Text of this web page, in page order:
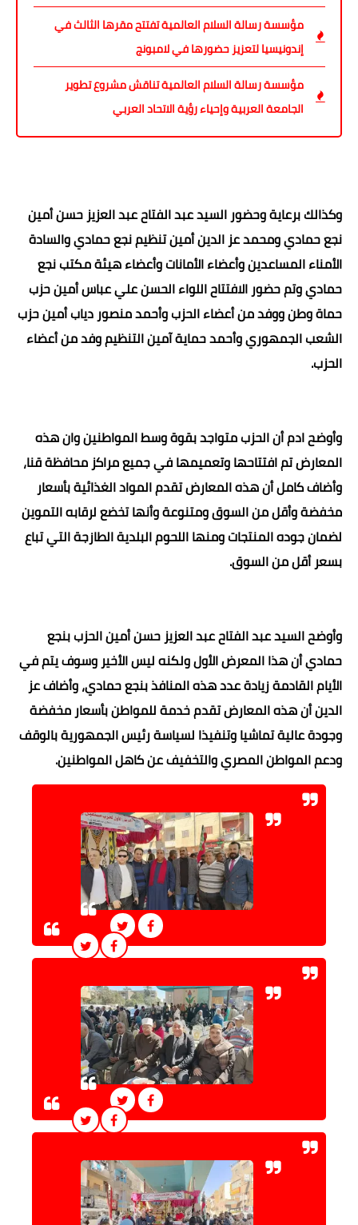
مؤسسة رسالة السلام العالمية تفتتح مقرها الثالث في
إندونيسيا لتعزيز حضورها في لامبونج
مؤسسة رسالة السلام العالمية تناقش مشروع تطوير
الجامعة العربية وإحياء رؤية الاتحاد العربي
وكذالك برعاية وحضور السيد عبد الفتاح عبد العزيز حسن أمين
نجع حمادي ومحمدعز الدين أمين تنظيم نجع حمادي والسادة
الأمناء المساعدين وأعضاء الأمانات وأعضاء هيئة مكتب نجع
حمادي وتم حضور الافتتاح اللواء الحسن علي عباس أمين حزب
حماة وطن ووفد من أعضاء الحزب وأحمد منصور دياب أمين حزب
الشعب الجمهوري وأحمد حماية آمين التنظيم وفد من أعضاء
الحزب.
وأوضح ادم أن الحزب متواجد بقوة وسط المواطنين وان هذه
المعارض تم افتتاحها وتعميمها في جميع مراكز محافظة قنا،
وأضاف كامل أن هذه المعارض تقدم المواد الغذائية بأسعار
مخفضة وأقل من السوق ومتنوعة وأنها تخضع لرقابه التموين
لضمان جوده المنتجات ومنها اللحوم البلدية الطازجة التي تباع
بسعر أقل من السوق.
وأوضح السيد عبد الفتاح عبد العزيز حسن أمين الحزب بنجع
حمادي أن هذا المعرض الأول ولكنه ليس الأخير وسوف يتم في
الأيام القادمة زيادة عدد هذه المنافذ بنجع حمادي، وأضاف عز
الدين أن هذه المعارض تقدم خدمة للمواطن بأسعار مخفضة
وجودة عالية تماشيا وتنفيذا لسياسة رئيس الجمهورية بالوقف
ودعم المواطن المصري والتخفيف عن كاهل المواطنين.